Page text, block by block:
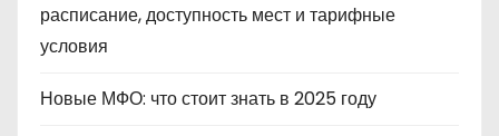
расписание, доступность мест и тарифные
условия
Новые МФО: что стоит знать в 2025 году